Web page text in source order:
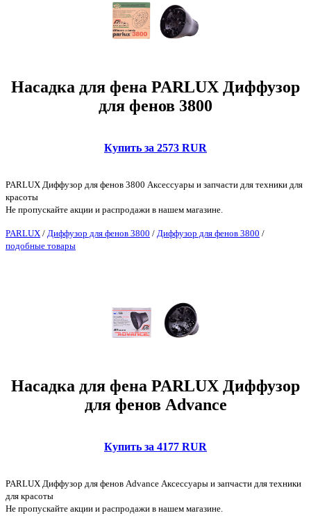
Насадка для фена PARLUX Диффузор
для фенов 3800
Купить за 2573 RUR
PARLUX Диффузор для фенов 3800 Аксессуары и запчасти для техники для
красоты
Не пропускайте акции и распродажи в нашем магазине.
PARLUX / Диффузор для фенов 3800 / Диффузор для фенов 3800 /
подобные товары
Насадка для фена PARLUX Диффузор
для фенов Advance
Купить за 4177 RUR
PARLUX Диффузор для фенов Advance Аксессуары и запчасти для техники
для красоты
Не пропускайте акции и распродажи в нашем магазине.